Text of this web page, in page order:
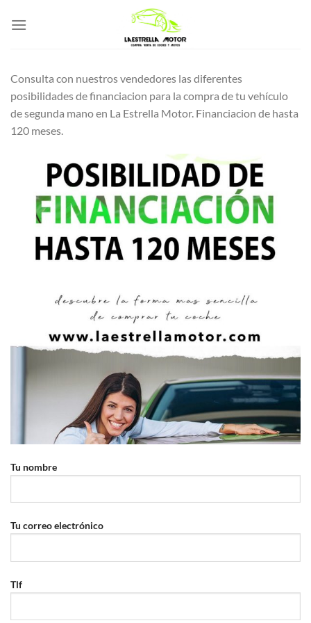
Consulta con nuestros vendedores las diferentes
posibilidades de financiacion para la compra de tu vehículo
de segunda mano en La Estrella Motor. Financiacion de hasta
120 meses.
Tu nombre
Tu correo electrónico
Tlf